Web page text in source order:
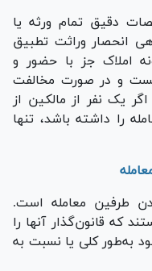
دقیق تمام ورثه یا
انحصار وراثت تطبیق
املاک جز با حضور و
و در صورت مخالفت
یک نفر از مالکین از
را داشته باشد، تنها
طرفین معامله است.
اشخاص ممنوع‌المعامله اشخاصی هستند که قانون‌گذار آن‎ها را
از انجام معامله یا مداخله در اموال خود به‌‎طور کلی یا نسبت به